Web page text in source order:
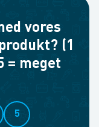
vores
(1
= meget
5